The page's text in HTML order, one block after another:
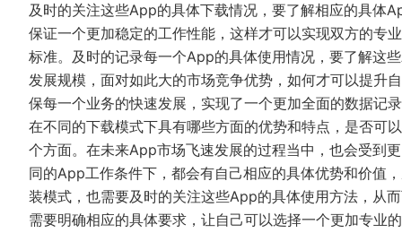
及时的关注这些App的具体下载情况，要了解相应的具体
保证一个更加稳定的工作性能，这样才可以实现双方的专
标准。及时的记录每一个App的具体使用情况，要了解这
发展规模，面对如此大的市场竞争优势，如何才可以提升
保每一个业务的快速发展，实现了一个更加全面的数据记
在不同的下载模式下具有哪些方面的优势和特点，是否可
个方面。在未来App市场飞速发展的过程当中，也会受到
同的App工作条件下，都会有自己相应的具体优势和价值
装模式，也需要及时的关注这些App的具体使用方法，从
需要明确相应的具体要求，让自己可以选择一个更加专业